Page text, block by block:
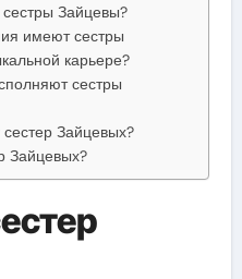
сестры Зайцевы?
имеют сестры
карьере?
сестры
сестер Зайцевых?
Зайцевых?